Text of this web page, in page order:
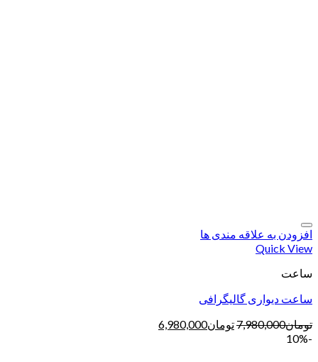
افزودن به علاقه مندی ها
Quick View
ساعت
ساعت دیواری گالیگرافی
تومان7,980,000تومان6,980,000
-10%